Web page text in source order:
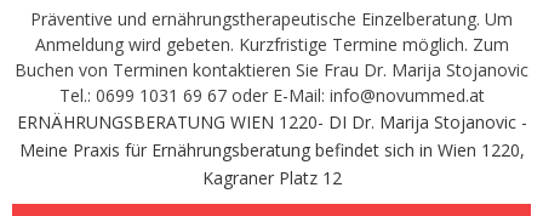
Bio-Impedanz-Analyse/BIA Messung
KONTAKT
Abnehmspritze und Ernährungsberatung
Präventive und ernährungstherapeutische Einzelberatung. Um
Anmeldung wird gebeten. Kurzfristige Termine möglich. Zum
Buchen von Terminen kontaktieren Sie Frau Dr. Marija Stojanovic
Tel.: 0699 1031 69 67 oder E-Mail: info@novummed.at
ERNÄHRUNGSBERATUNG WIEN 1220- DI Dr. Marija Stojanovic -
Meine Praxis für Ernährungsberatung befindet sich in Wien 1220,
Kagraner Platz 12